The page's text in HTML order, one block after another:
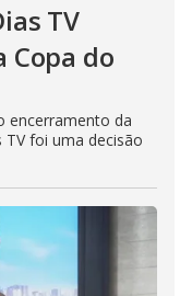
TV
do
encerramento da
foi uma decisão